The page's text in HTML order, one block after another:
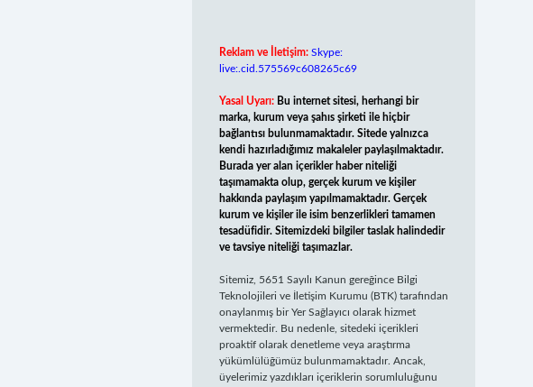
Reklam ve İletişim: Skype:
live:.cid.575569c608265c69
Yasal Uyarı: Bu internet sitesi, herhangi bir
marka, kurum veya şahıs şirketi ile hiçbir
bağlantısı bulunmamaktadır. Sitede yalnızca
kendi hazırladığımız makaleler paylaşılmaktadır.
Burada yer alan içerikler haber niteliği
taşımamakta olup, gerçek kurum ve kişiler
hakkında paylaşım yapılmamaktadır. Gerçek
kurum ve kişiler ile isim benzerlikleri tamamen
tesadüfidir. Sitemizdeki bilgiler taslak halindedir
ve tavsiye niteliği taşımazlar.
Sitemiz, 5651 Sayılı Kanun gereğince Bilgi
Teknolojileri ve İletişim Kurumu (BTK) tarafından
onaylanmış bir Yer Sağlayıcı olarak hizmet
vermektedir. Bu nedenle, sitedeki içerikleri
proaktif olarak denetleme veya araştırma
yükümlülüğümüz bulunmamaktadır. Ancak,
üyelerimiz yazdıkları içeriklerin sorumluluğunu